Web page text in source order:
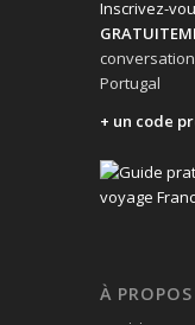
Inscrivez-
Portugal
+ un code
À